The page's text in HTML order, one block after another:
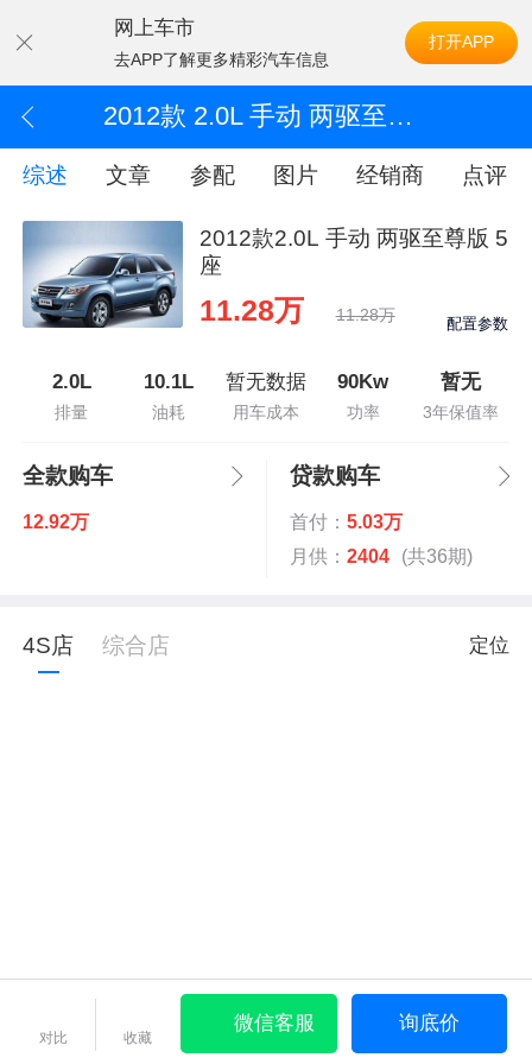
网上车市
去APP了解更多精彩汽车信息
打开APP
2012款 2.0L 手动 两驱至尊版 5座
综述 文章 参配 图片 经销商 点评
2012款2.0L 手动 两驱至尊版 5
座
11.28万 11.28万 配置参数
2.0L
排量
10.1L
油耗
暂无数据
用车成本
90Kw
功率
暂无
3年保值率
全款购车
12.92万
贷款购车
首付： 5.03万
月供： 2404 (共36期)
4S店 综合店 定位
对比 收藏
微信客服 询底价